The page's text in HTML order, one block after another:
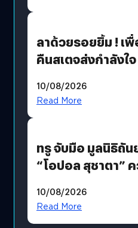
ลาด้วยรอยยิ้ม ! เ
คืนสเตจส่งกำลังใจ
รักแน่นฮอลล์
10/08/2026
Read More
ทรู จับมือ มูลนิธิถั
“โอปอล สุชาตา”
เติมเต็มความหมาย
10/08/2026
Read More